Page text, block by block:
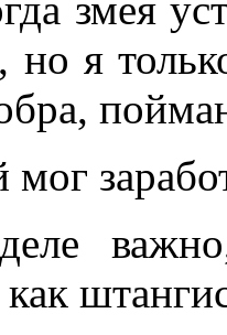
змея
я